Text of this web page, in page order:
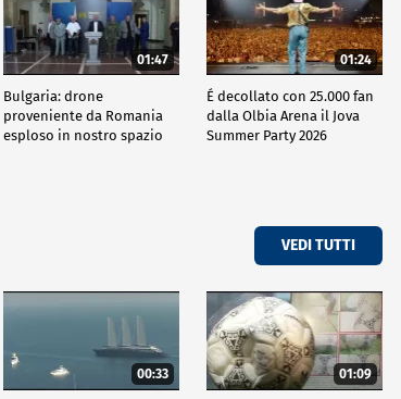
01:47
Bulgaria: drone
proveniente da Romania
esploso in nostro spazio
01:24
É decollato con 25.000 fan
dalla Olbia Arena il Jova
Summer Party 2026
VEDI TUTTI
00:33 01:09